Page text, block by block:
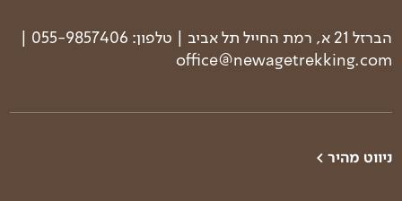
הברזל 21 א, רמת החייל תל אביב | טלפון: 055-9857406 |
office@newagetrekking.com
ניווט מהיר >